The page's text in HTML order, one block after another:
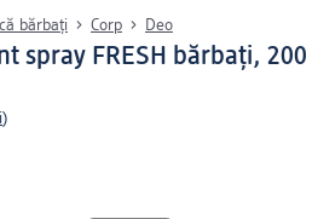
bărbați Corp Deo
spray FRESH bărbați, 200
)